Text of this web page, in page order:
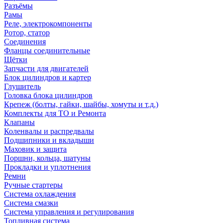
Разъёмы
Рамы
Реле, электрокомпоненты
Ротор, статор
Соединения
Фланцы соединительные
Щётки
Запчасти для двигателей
Блок цилиндров и картер
Глушитель
Головка блока цилиндров
Крепеж (болты, гайки, шайбы, хомуты и т.д.)
Комплекты для ТО и Ремонта
Клапаны
Коленвалы и распредвалы
Подшипники и вкладыши
Маховик и защита
Поршни, кольца, шатуны
Прокладки и уплотнения
Ремни
Ручные стартеры
Система охлаждения
Система смазки
Система управления и регулирования
Топливная система